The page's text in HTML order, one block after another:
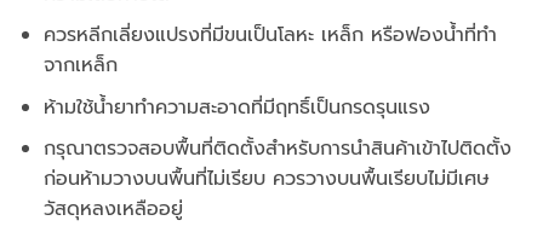
ควรหลีกเลี่ยงแปรงที่มีขนเป็นโลหะ เหล็ก หรือฟองน้ำที่ทำ
จากเหล็ก
ห้ามใช้น้ำยาทำความสะอาดที่มีฤทธิ์เป็นกรดรุนแรง
กรุณาตรวจสอบพื้นที่ติดตั้งสำหรับการนำสินค้าเข้าไปติดตั้ง
ก่อนห้ามวางบนพื้นที่ไม่เรียบ ควรวางบนพื้นเรียบไม่มีเศษ
วัสดุหลงเหลืออยู่